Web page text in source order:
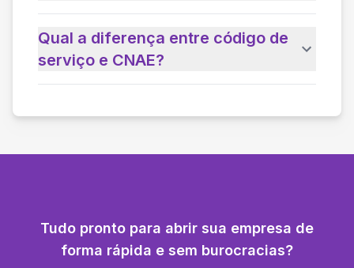
Qual a diferença entre código de
serviço e CNAE?
Tudo pronto para abrir sua empresa de
forma rápida e sem burocracias?